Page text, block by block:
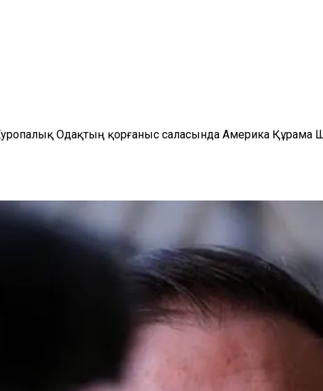
Одақтың қорғаныс саласында Америка Құрама